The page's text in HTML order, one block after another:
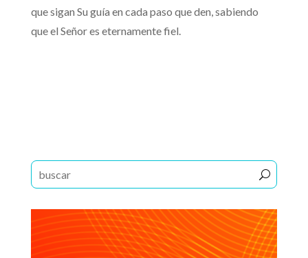
que sigan Su guía en cada paso que den, sabiendo
que el Señor es eternamente fiel.